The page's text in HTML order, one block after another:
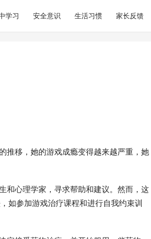
学习 安全意识 生活习惯 家长反馈
推移，她的游戏成瘾变得越来越严重，她
和心理学家，寻求帮助和建议。然而，这
如参加游戏治疗课程和进行自我约束训